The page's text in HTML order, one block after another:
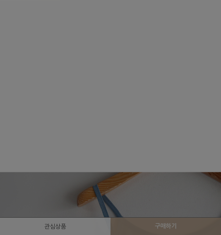
관심상품 구매하기